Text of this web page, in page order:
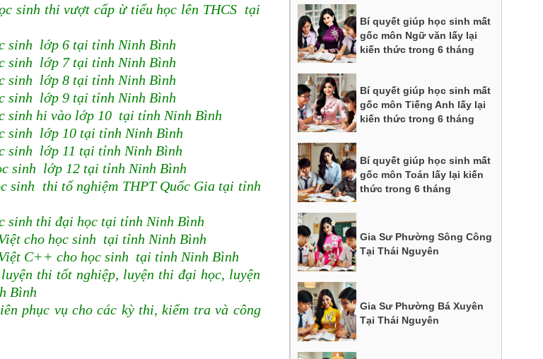
sinh thi vượt cấp ừ tiểu học lên THCS tại
sinh lớp 6 tại tỉnh Ninh Bình
sinh lớp 7 tại tỉnh Ninh Bình
sinh lớp 8 tại tỉnh Ninh Bình
sinh lớp 9 tại tỉnh Ninh Bình
sinh hi vào lớp 10 tại tỉnh Ninh Bình
sinh lớp 10 tại tỉnh Ninh Bình
sinh lớp 11 tại tỉnh Ninh Bình
sinh lớp 12 tại tỉnh Ninh Bình
sinh thi tố nghiệm THPT Quốc Gia tại tỉnh
sinh thi đại học tại tỉnh Ninh Bình
cho học sinh tại tỉnh Ninh Bình
C++ cho học sinh tại tỉnh Ninh Bình
thi tốt nghiệp, luyện thi đại học, luyện
Bình
phục vụ cho các kỳ thi, kiểm tra và công
Bí quyết giúp học sinh mất
gốc môn Ngữ văn lấy lại
kiến thức trong 6 tháng
Bí quyết giúp học sinh mất
gốc môn Tiếng Anh lấy lại
kiến thức trong 6 tháng
Bí quyết giúp học sinh mất
gốc môn Toán lấy lại kiến
thức trong 6 tháng
Gia Sư Phường Sông Công
Tại Thái Nguyên
Gia Sư Phường Bá Xuyên
Tại Thái Nguyên